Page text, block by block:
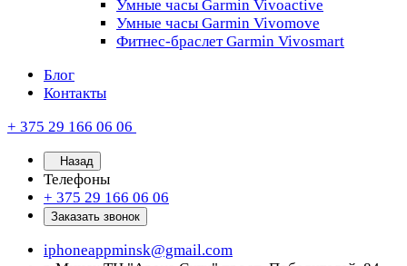
Умные часы Garmin Vivoactive
Умные часы Garmin Vivomove
Фитнес-браслет Garmin Vivosmart
Блог
Контакты
+ 375 29 166 06 06
Назад
Телефоны
+ 375 29 166 06 06
Заказать звонок
iphoneappminsk@gmail.com